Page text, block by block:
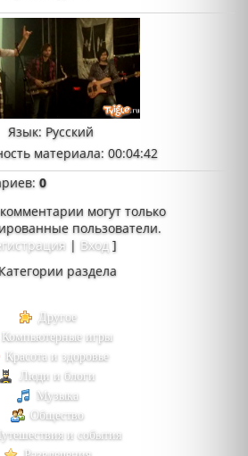
Язык: Русский
материала: 00:04:42
:0
могут только
пользователи.
| Вход ]
раздела
Другое
Компьютерные игры
Красота и здоровье
Люди и блоги
Музыка
Общество
и события